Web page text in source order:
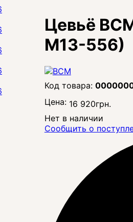
Цевьё
M13-556)
Цена: 16 920грн.
Нет в наличии
Сообщить о